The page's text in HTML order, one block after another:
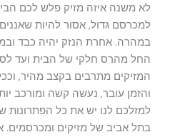
לא משנה איזה מזיק פלש לכם
למכרסם גדול, אסור להיות
במהרה. אחרת הנזק יהיה כבד
החל מהרס חלקי של הבית ועד
המזיקים מתרבים בקצב מהיר,
והזמן עובר, נעשה קשה ומורכב
למזלכם לנו יש את כל הפתרונות
בתל אביב של מזיקים ומכרסמים.